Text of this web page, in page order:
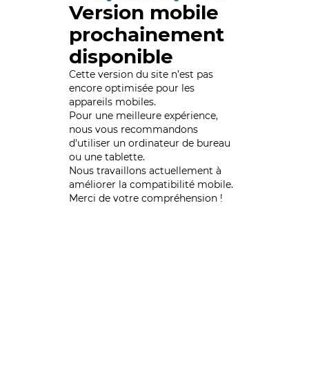
Version mobile
prochainement
disponible
Cette version du site n’est pas
encore optimisée pour les
appareils mobiles.
Pour une meilleure expérience,
nous vous recommandons
d'utiliser un ordinateur de bureau
ou une tablette.
Nous travaillons actuellement à
améliorer la compatibilité mobile.
Merci de votre compréhension !